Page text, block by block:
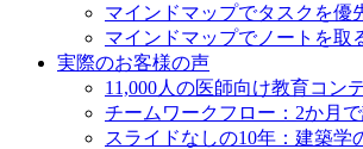
マインドマップでタスクを優
マインドマップでノートを取
実際のお客様の声
11,000人の医師向け教育コン
チームワークフロー：2か月
スライドなしの10年：建築学